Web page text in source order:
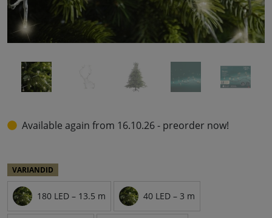
Available again from 16.10.26 - preorder now!
VARIANDID
180 LED – 13.5 m 40 LED – 3 m